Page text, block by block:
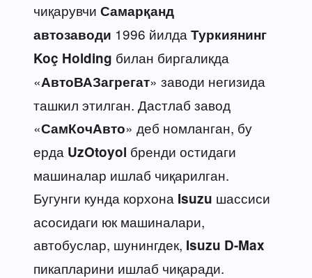
чиқарувчи Самарқанд
автозаводи 1996 йилда Туркиянинг
Koç Holding билан биргаликда
«АвтоВАЗагрегат» заводи негизида
ташкил этилган. Дастлаб завод
«СамКочАвто» деб номланган, бу
ерда UzOtoyol бренди остидаги
машиналар ишлаб чиқарилган.
Бугунги кунда корхона Isuzu шассиси
асосидаги юк машиналари,
автобуслар, шунингдек, Isuzu D-Max
пикапларини ишлаб чиқаради.